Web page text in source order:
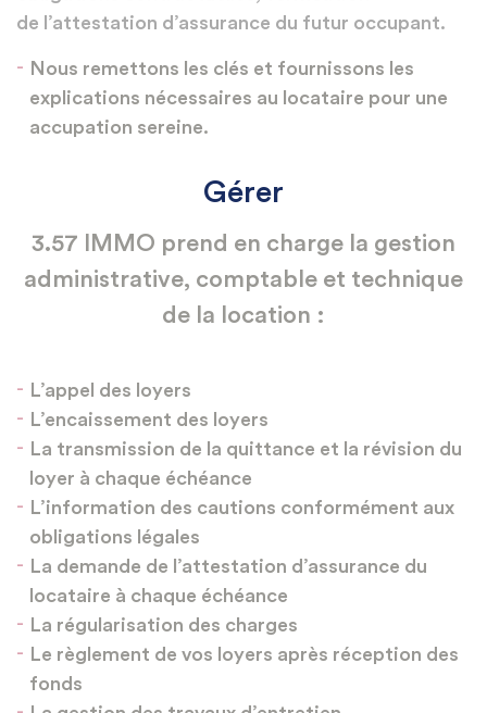
de l’attestation d’assurance du futur occupant.
Nous remettons les clés et fournissons les
explications nécessaires au locataire pour une
accupation sereine.
gérer
3.57 IMMO prend en charge la gestion
administrative, comptable et technique
de la location :
L’appel des loyers
L’encaissement des loyers
La transmission de la quittance et la révision du
loyer à chaque échéance
L’information des cautions conformément aux
obligations légales
La demande de l’attestation d’assurance du
locataire à chaque échéance
La régularisation des charges
Le règlement de vos loyers après réception des
fonds